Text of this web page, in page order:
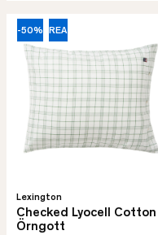
-50% REA
Lexington
Checked Lyocell Cotton
Örngott